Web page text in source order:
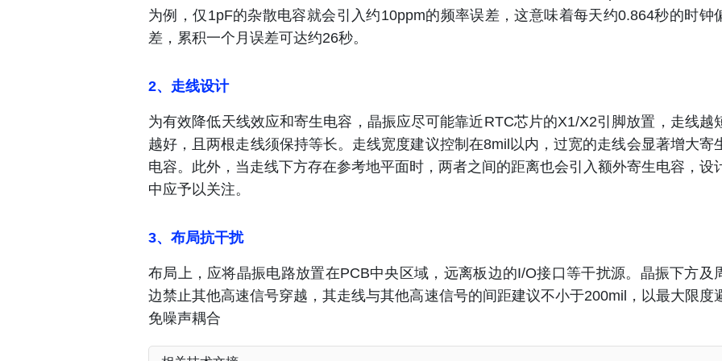
为例，仅1pF的杂散电容就会引入约10ppm的频率误差，这意味着每天约0.864秒的时钟
差，累积一个月误差可达约26秒。
2、走线设计
为有效降低天线效应和寄生电容，晶振应尽可能靠近RTC芯片的X1/X2引脚放置，走线越
越好，且两根走线须保持等长。走线宽度建议控制在8mil以内，过宽的走线会显著增大寄
电容。此外，当走线下方存在参考地平面时，两者之间的距离也会引入额外寄生电容，设
中应予以关注。
3、布局抗干扰
布局上，应将晶振电路放置在PCB中央区域，远离板边的I/O接口等干扰源。晶振下方及
边禁止其他高速信号穿越，其走线与其他高速信号的间距建议不小于200mil，以最大限度
免噪声耦合